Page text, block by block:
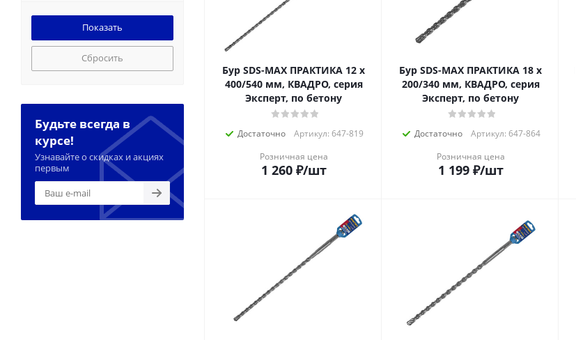
Бур SDS-MAX ПРАКТИКА 12 х
400/540 мм, КВАДРО, серия
Эксперт, по бетону
Достаточно
Артикул: 647-819
Розничная цена
1 260₽/шт
Бур SDS-MAX ПРАКТИКА 18 х
200/340 мм, КВАДРО, серия
Эксперт, по бетону
Достаточно
Артикул: 647-864
Розничная цена
1 199₽/шт
Сбросить
Будьте всегда в
курсе!
Узнавайте о скидках и акциях
первым